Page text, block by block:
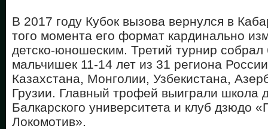
В 2017 году Кубок вызова вернулся в
того момента его формат кардинально
детско-юношеским. Третий турнир
мальчишек 11-14 лет из 31 региона
Казахстана, Монголии, Узбекистана,
Грузии. Главный трофей выиграли школа
Балкарского университета и клуб дзюдо
Локомотив».